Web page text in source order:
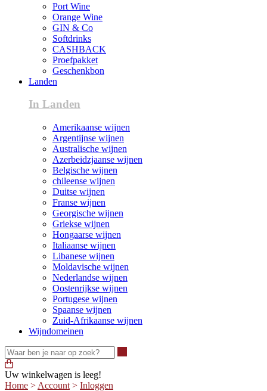
Port Wine
Orange Wine
GIN & Co
Softdrinks
CASHBACK
Proefpakket
Geschenkbon
Landen
In Landen
Amerikaanse wijnen
Argentijnse wijnen
Australische wijnen
Azerbeidzjaanse wijnen
Belgische wijnen
chileense wijnen
Duitse wijnen
Franse wijnen
Georgische wijnen
Griekse wijnen
Hongaarse wijnen
Italiaanse wijnen
Libanese wijnen
Moldavische wijnen
Nederlandse wijnen
Oostenrijkse wijnen
Portugese wijnen
Spaanse wijnen
Zuid-Afrikaanse wijnen
Wijndomeinen
Uw winkelwagen is leeg!
Home > Account > Inloggen